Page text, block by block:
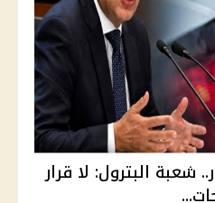
شعبة البترول: لا قرار